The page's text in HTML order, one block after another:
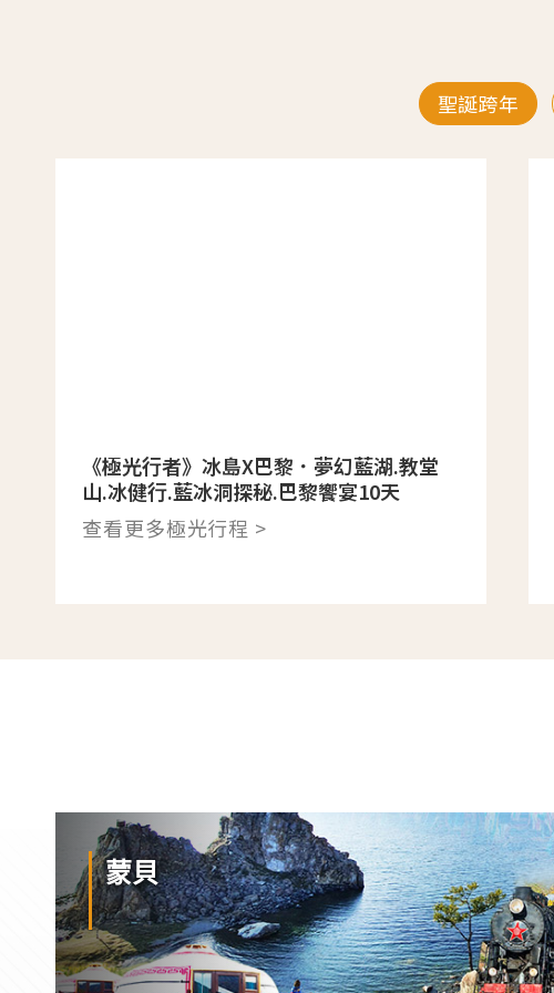
聖誕跨年
《極光行者》冰島X巴黎．夢幻藍湖.教堂
山.冰健行.藍冰洞探秘.巴黎饗宴10天
查看更多極光行程 >
蒙貝